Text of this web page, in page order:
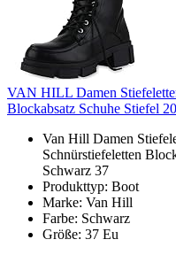
VAN HILL Damen
Blockabsatz Schuhe Stiefel
Van Hill Damen
Schnürstiefeletten
Schwarz 37
Produkttyp: Boot
Marke: Van Hill
Farbe: Schwarz
Größe: 37 Eu